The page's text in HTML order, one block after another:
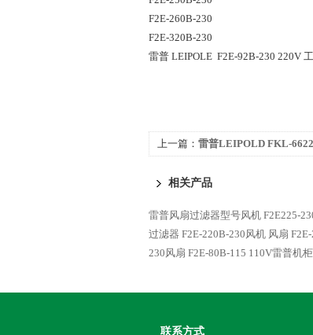
F2E-260B-230
F2E-320B-230
雷普 LEIPOLE F2E-92B-230 220V
上一篇： 雷普LEIPOLD FKL-
相关产品
雷普风扇过滤器型号风机 F2E225-
过滤器 F2E-220B-230风机 风扇
230风扇 F2E-80B-115 110V雷普机
联系方式